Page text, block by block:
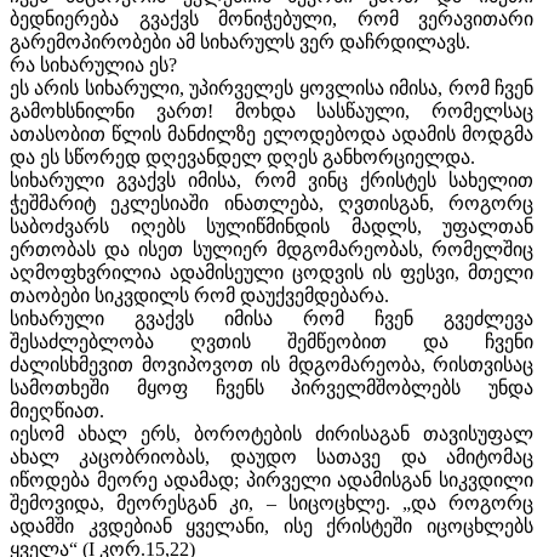
ბედნიერება გვაქვს მონიჭებული, რომ ვერავითარი
გარემოპირობები ამ სიხარულს ვერ დაჩრდილავს.
რა სიხარულია ეს?
ეს არის სიხარული, უპირველეს ყოვლისა იმისა, რომ ჩვენ
გამოხსნილნი ვართ! მოხდა სასწაული, რომელსაც
ათასობით წლის მანძილზე ელოდებოდა ადამის მოდგმა
და ეს სწორედ დღევანდელ დღეს განხორციელდა.
სიხარული გვაქვს იმისა, რომ ვინც ქრისტეს სახელით
ჭეშმარიტ ეკლესიაში ინათლება, ღვთისგან, როგორც
საბოძვარს იღებს სულიწმინდის მადლს, უფალთან
ერთობას და ისეთ სულიერ მდგომარეობას, რომელშიც
აღმოფხვრილია ადამისეული ცოდვის ის ფესვი, მთელი
თაობები სიკვდილს რომ დაუქვემდებარა.
სიხარული გვაქვს იმისა რომ ჩვენ გვეძლევა
შესაძლებლობა ღვთის შემწეობით და ჩვენი
ძალისხმევით მოვიპოვოთ ის მდგომარეობა, რისთვისაც
სამოთხეში მყოფ ჩვენს პირველმშობლებს უნდა
მიეღწიათ.
იესომ ახალ ერს, ბოროტების ძირისაგან თავისუფალ
ახალ კაცობრიობას, დაუდო სათავე და ამიტომაც
იწოდება მეორე ადამად; პირველი ადამისგან სიკვდილი
შემოვიდა, მეორესგან კი, – სიცოცხლე. „და როგორც
ადამში კვდებიან ყველანი, ისე ქრისტეში იცოცხლებს
ყველა“ (I კორ.15,22)